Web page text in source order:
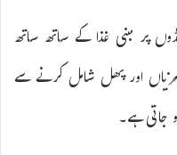
پر مبنی غذا کے ساتھ ساتھ
اور پھل شامل کرنے سے
جاتی ہے۔